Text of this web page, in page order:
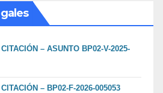
– ASUNTO BP02-V-2025-
– BP02-F-2026-005053